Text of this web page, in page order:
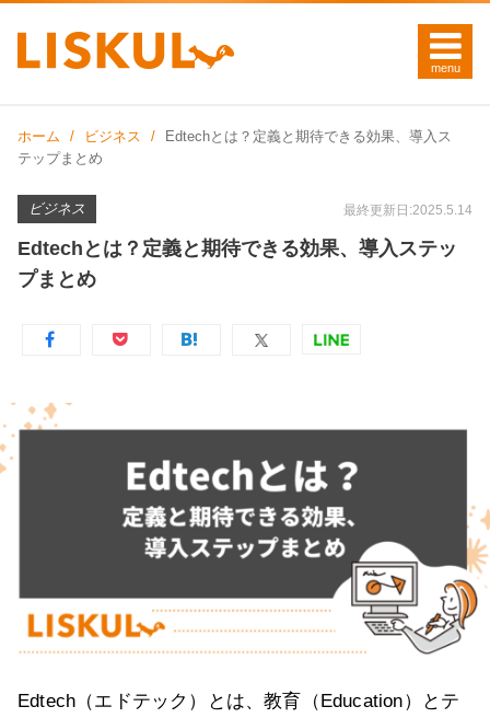
ホーム ビジネス
Edtechとは？定義と期待できる効果、導入ス
テップまとめ
ビジネス 最終更新日:2025.5.14
Edtechとは？定義と期待できる効果、導入ステッ
プまとめ
Edtech（エドテック）とは、教育（Education）とテ